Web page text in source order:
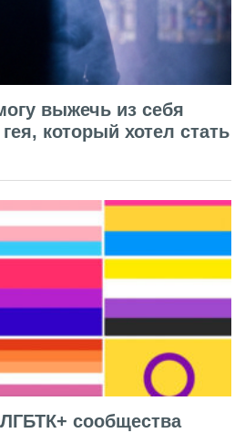
выжечь из себя
который хотел стать
сообщества